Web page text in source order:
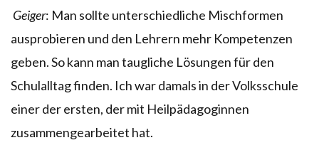
Geiger: Man sollte unterschiedliche Mischformen
ausprobieren und den Lehrern mehr Kompetenzen
geben. So kann man taugliche Lösungen für den
Schulalltag finden. Ich war damals in der Volksschule
einer der ersten, der mit Heilpädagoginnen
zusammengearbeitet hat.